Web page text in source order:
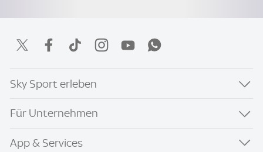
Sky Sport erleben
Für Unternehmen
App & Services